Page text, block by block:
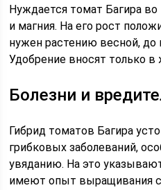
Нуждается томат Багира
и магния. На его рост
нужен растению весной, до
Удобрение вносят только
Болезни и
Гибрид томатов Багира
грибковых заболеваний,
увяданию. На это
имеют опыт выращивания